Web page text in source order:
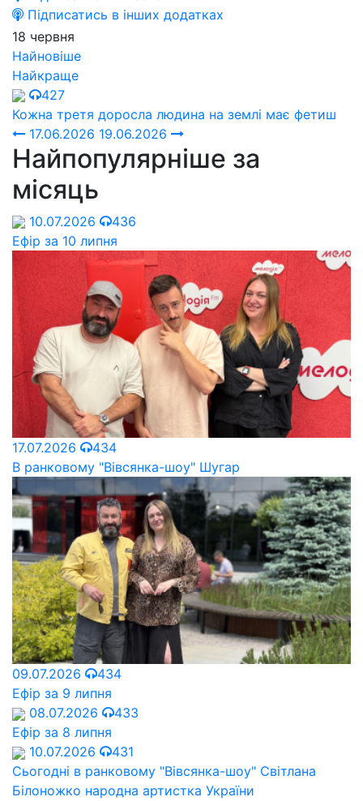
Підписатись в інших додатках
18 червня
Найновіше
Найкраще
427
Кожна третя доросла людина на землі має фетиш
17.06.2026 19.06.2026
Найпопулярніше за
місяць
10.07.2026
436
Ефір за 10 липня
17.07.2026
434
В ранковому "Вівсянка-шоу" Шугар
09.07.2026
434
Ефір за 9 липня
08.07.2026
433
Ефір за 8 липня
10.07.2026
431
Сьогодні в ранковому "Вівсянка-шоу" Cвітлана
Білоножко народна артистка України